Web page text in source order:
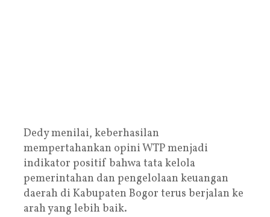
Dedy menilai, keberhasilan
mempertahankan opini WTP menjadi
indikator positif bahwa tata kelola
pemerintahan dan pengelolaan keuangan
daerah di Kabupaten Bogor terus berjalan ke
arah yang lebih baik.